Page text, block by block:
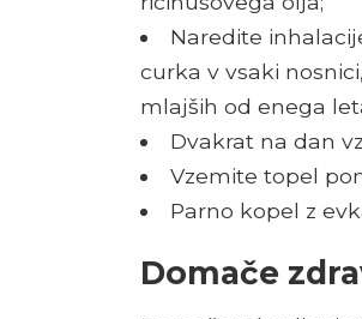
Naredite
curka v vsaki
mlajših od enega
Dvakrat na dan
Vzemite topel
Parno kopel z
Domače